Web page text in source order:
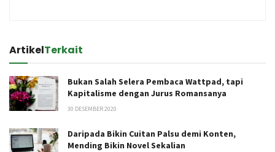
ArtikelTerkait
Bukan Salah Selera Pembaca Wattpad, tapi
Kapitalisme dengan Jurus Romansanya
30 DESEMBER 2020
Daripada Bikin Cuitan Palsu demi Konten,
Mending Bikin Novel Sekalian